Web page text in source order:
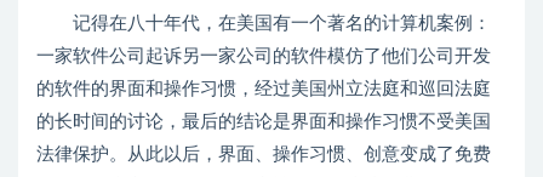
记得在八十年代，在美国有一个著名的计算机案例：
一家软件公司起诉另一家公司的软件模仿了他们公司开发
的软件的界面和操作习惯，经过美国州立法庭和巡回法庭
的长时间的讨论，最后的结论是界面和操作习惯不受美国
法律保护。从此以后，界面、操作习惯、创意变成了免费